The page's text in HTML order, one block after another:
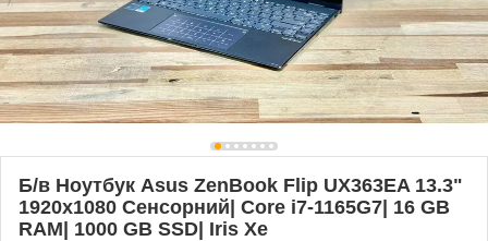
Б/в Ноутбук Asus ZenBook Flip UX363EA 13.3"
1920x1080 Сенсорний| Core i7-1165G7| 16 GB
RAM| 1000 GB SSD| Iris Xe